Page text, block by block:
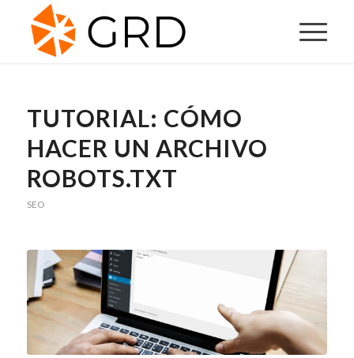
TUTORIAL: CÓMO
HACER UN ARCHIVO
ROBOTS.TXT
SEO